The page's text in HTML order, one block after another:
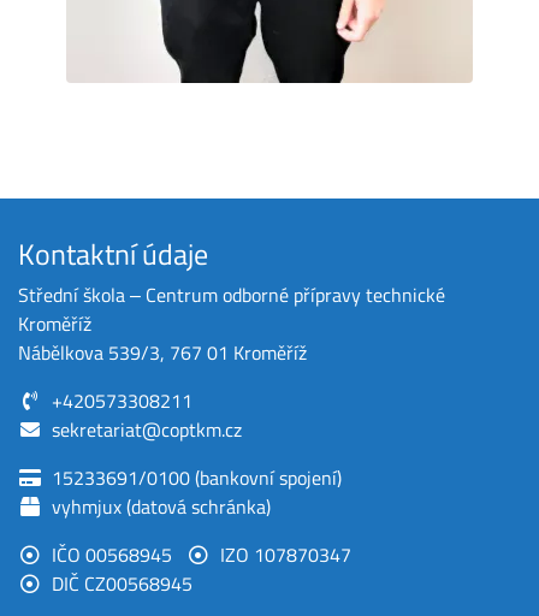
Kontaktní údaje
Střední škola ‒ Centrum odborné přípravy technické
Kroměříž
Nábělkova 539/3, 767 01 Kroměříž
+420573308211
sekretariat@coptkm.cz
15233691/0100 (bankovní spojení)
vyhmjux (datová schránka)
IČO 00568945
IZO 107870347
DIČ CZ00568945